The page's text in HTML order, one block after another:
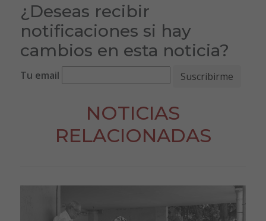
¿Deseas recibir
notificaciones si hay
cambios en esta noticia?
Tu email
NOTICIAS
RELACIONADAS